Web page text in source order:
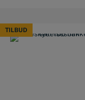
TILBUD
TILBUD